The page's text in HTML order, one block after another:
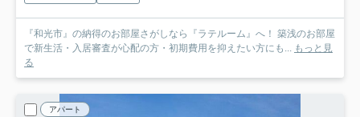
『和光市』の納得のお部屋さがしなら『ラテルーム』へ！ 築浅のお部屋
で新生活・入居審査が心配の方・初期費用を抑えたい方にも... もっと見
る
アパート